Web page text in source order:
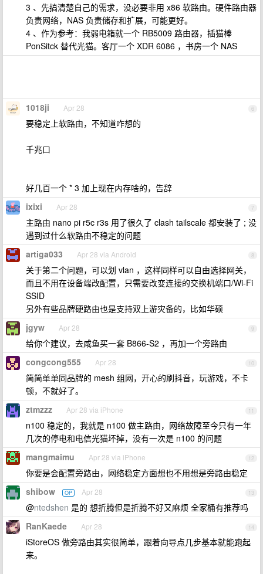
3 、先搞清楚自己的需求，没必要非用 x86 软路由。硬件路由器
负责网络，NAS 负责储存和扩展，可能更好。
4 、作为参考：我弱电箱就一个 RB5009 路由器，插猫棒
PonSitck 替代光猫。客厅一个 XDR 6086 ，书房一个 NAS
6
1018ji Apr 28
要稳定上软路由，不知道咋想的
千兆口
好几百一个 * 3 加上现在内存啥的，告辞
7
ixixi Apr 28
主路由 nano pi r5c r3s 用了很久了 clash tailscale 都安装了 ; 没
遇到过什么软路由不稳定的问题
8
artiga033 Apr 28 via Android
关于第二个问题，可以划 vlan ，这样同样可以自由选择网关，
而且不用在设备端改配置，只需要改变连接的交换机端口/Wi-Fi
SSID
另外有些品牌硬路由也是支持双上游灾备的，比如华硕
9
jgyw Apr 28
给你个建议，去咸鱼买一套 B866-S2 ，再加一个旁路由
10
congcong555 Apr 28
简简单单同品牌的 mesh 组网，开心的刷抖音，玩游戏，不卡
顿，不就好了。
11
ztmzzz Apr 28 via iPhone
n100 稳定的，我就是 n100 做主路由，网络故障至今只有一年
几次的停电和电信光猫坏掉，没有一次是 n100 的问题
12
mangmaimu Apr 28 via iPhone
你要是会配置旁路由，网络稳定方面想也不用想是旁路由稳定
13
shibow OP Apr 28
@ntedshen 是的 想折腾但是折腾不好又麻烦 全家桶有推荐吗
14
RanKaede Apr 28
iStoreOS 做旁路由其实很简单，跟着向导点几步基本就能跑起
来。